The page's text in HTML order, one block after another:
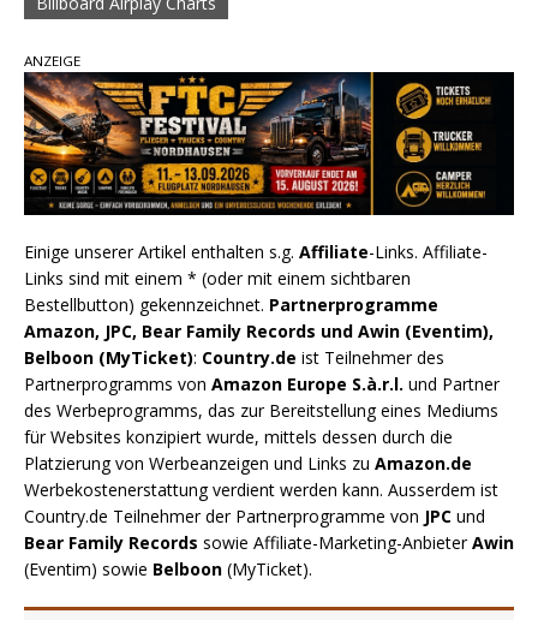
ANZEIGE
Einige unserer Artikel enthalten s.g. Affiliate-Links. Affiliate-
Links sind mit einem * (oder mit einem sichtbaren
Bestellbutton) gekennzeichnet. Partnerprogramme
Amazon, JPC, Bear Family Records und Awin (Eventim),
Belboon (MyTicket): Country.de ist Teilnehmer des
Partnerprogramms von Amazon Europe S.à.r.l. und Partner
des Werbeprogramms, das zur Bereitstellung eines Mediums
für Websites konzipiert wurde, mittels dessen durch die
Platzierung von Werbeanzeigen und Links zu Amazon.de
Werbekostenerstattung verdient werden kann. Ausserdem ist
Country.de Teilnehmer der Partnerprogramme von JPC und
Bear Family Records sowie Affiliate-Marketing-AnbieterAwin
(Eventim) sowie Belboon (MyTicket).